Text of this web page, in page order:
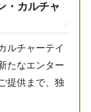
・カルチャ
ルチャーテイ
たなエンター
提供まで、独